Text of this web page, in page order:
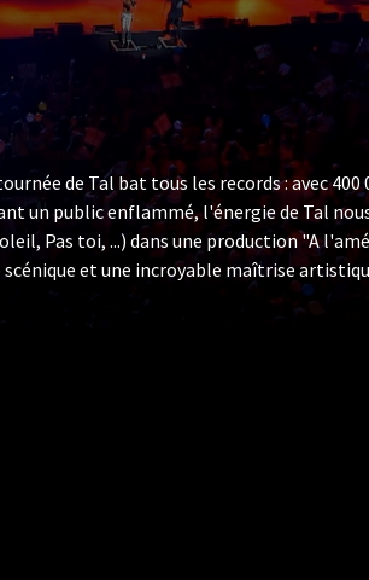
de Tal bat tous les records : avec
un public enflammé, l'énergie de Tal
Pas toi, ...) dans une production "A
et une incroyable maîtrise